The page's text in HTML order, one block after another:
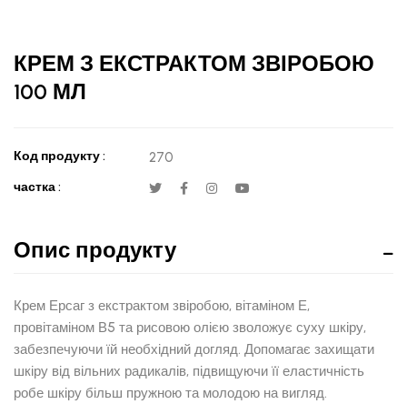
КРЕМ З ЕКСТРАКТОМ ЗВІРОБОЮ
100 МЛ
Код продукту : 270
частка :
Опис продукту
Крем Ерсаг з екстрактом звіробою, вітаміном Е,
провітаміном В5 та рисовою олією зволожує суху шкіру,
забезпечуючи їй необхідний догляд. Допомагає захищати
шкіру від вільних радикалів, підвищуючи її еластичність
робе шкіру більш пружною та молодою на вигляд.